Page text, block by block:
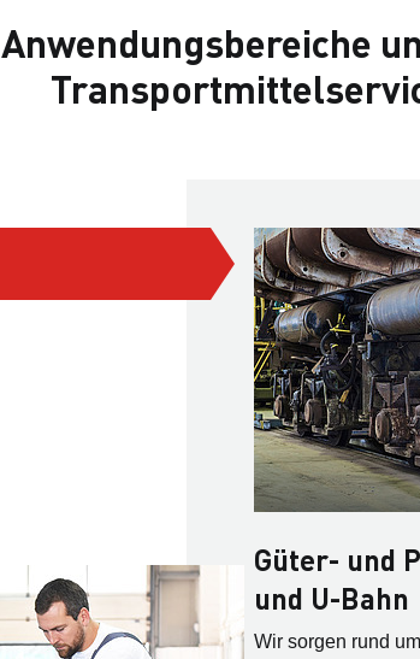
Anwendungsbereiche
Güter- und
und U-Bahn
Wir sorgen rund
Eine